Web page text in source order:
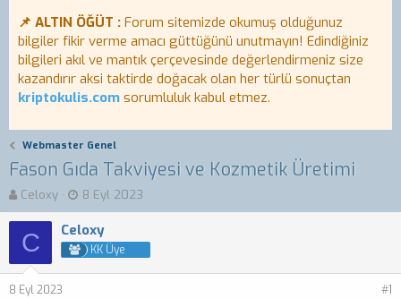
📌 ALTIN ÖĞÜT : Forum sitemizde okumuş olduğunuz
bilgiler fikir verme amacı güttüğünü unutmayın! Edindiğiniz
bilgileri akıl ve mantık çerçevesinde değerlendirmeniz size
kazandırır aksi taktirde doğacak olan her türlü sonuçtan
kriptokulis.com sorumluluk kabul etmez.
Webmaster Genel
Fason Gıda Takviyesi ve Kozmetik Üretimi
K
o
n
b
y
u
Celoxy
B
a
ş
l
a
n
8 Eyl 2023
C Celoxy
KK Üye
8 Eyl 2023 #1